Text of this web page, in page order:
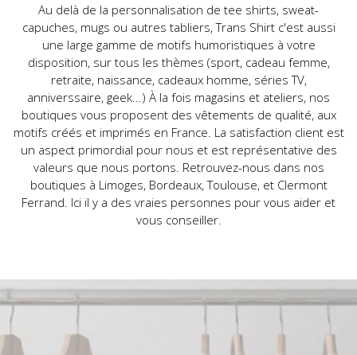
Au delà de la personnalisation de tee shirts, sweat-
capuches, mugs ou autres tabliers, Trans Shirt c'est aussi
une large gamme de motifs humoristiques à votre
disposition, sur tous les thèmes (sport, cadeau femme,
retraite, naissance, cadeaux homme, séries TV,
anniverssaire, geek...) À la fois magasins et ateliers, nos
boutiques vous proposent des vêtements de qualité, aux
motifs créés et imprimés en France. La satisfaction client est
un aspect primordial pour nous et est représentative des
valeurs que nous portons. Retrouvez-nous dans nos
boutiques à Limoges, Bordeaux, Toulouse, et Clermont
Ferrand. Ici il y a des vraies personnes pour vous aider et
vous conseiller.